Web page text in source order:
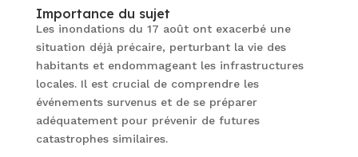
Importance du sujet
Les inondations du 17 août ont exacerbé une
situation déjà précaire, perturbant la vie des
habitants et endommageant les infrastructures
locales. Il est crucial de comprendre les
événements survenus et de se préparer
adéquatement pour prévenir de futures
catastrophes similaires.